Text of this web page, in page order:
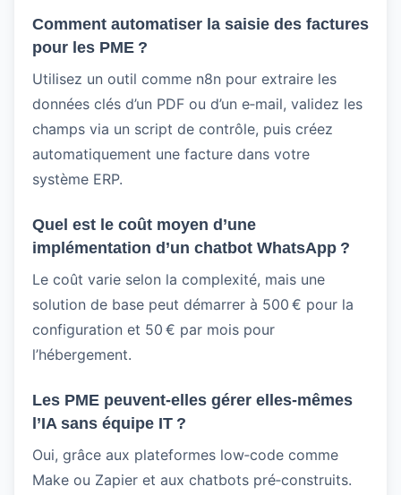
Comment automatiser la saisie des factures
pour les PME ?
Utilisez un outil comme n8n pour extraire les
données clés d’un PDF ou d’un e‑mail, validez les
champs via un script de contrôle, puis créez
automatiquement une facture dans votre
système ERP.
Quel est le coût moyen d’une
implémentation d’un chatbot WhatsApp ?
Le coût varie selon la complexité, mais une
solution de base peut démarrer à 500 € pour la
configuration et 50 € par mois pour
l’hébergement.
Les PME peuvent-elles gérer elles-mêmes
l’IA sans équipe IT ?
Oui, grâce aux plateformes low‑code comme
Make ou Zapier et aux chatbots pré‑construits.